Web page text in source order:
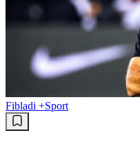
Fibladi +Sport